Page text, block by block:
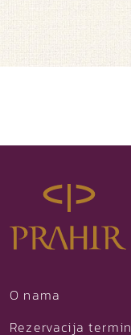
O nama
Rezervacija